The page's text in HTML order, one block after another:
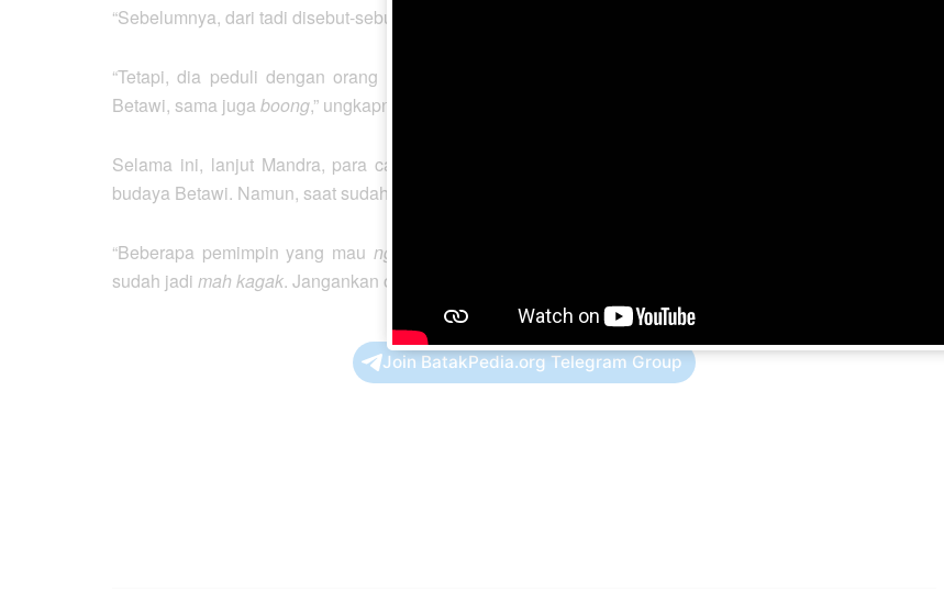
“Sebelumnya, dari tadi disebut-sebut Ali Sadikin, memang dia orang Betawi? Kan bukan,” kata Mandra.
“Tetapi, dia peduli dengan orang Betawi. Biar dia Betawi banget, tetapi kalau enggak peduli budaya
Betawi, sama jugaboong,” ungkapnya kemudian.
Selama ini, lanjut Mandra, para calon pemimpin di Jakarta hanya mengobral janji tentang pelestarian
budaya Betawi. Namun, saat sudah memimpin, tak sedikit yang lupa.
“Beberapa pemimpin yang mau ngangkat
sudah jadi mah kagak. Jangankan orang luar, orang Betawi juga
Join BatakPedia.org Telegram Group